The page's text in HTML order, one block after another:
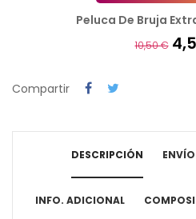
Peluca De Bruja
10,50 €
Compartir
DESCRIPCIÓN
INFO. ADICIONAL